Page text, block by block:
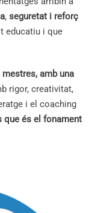
, seguretat i reforç
educatiu i que
amb una
rigor, creativitat,
i el coaching
que és el fonament